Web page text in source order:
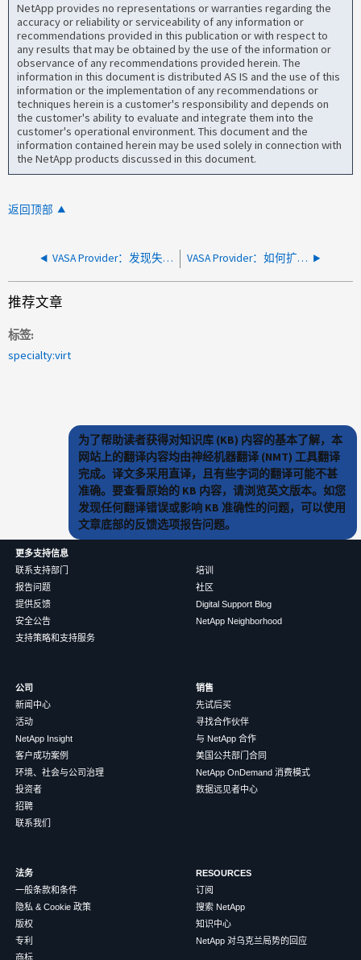
NetApp provides no representations or warranties regarding the
accuracy or reliability or serviceability of any information or
recommendations provided in this publication or with respect to
any results that may be obtained by the use of the information or
observance of any recommendations provided herein. The
information in this document is distributed AS IS and the use of this
information or the implementation of any recommendations or
techniques herein is a customer's responsibility and depends on
the customer's ability to evaluate and integrate them into the
customer's operational environment. This document and the
information contained herein may be used solely in connection with
the NetApp products discussed in this document.
返回顶部
VASA Provider：发现失败vCenter近期任务中的VASA Provider警报 VASA Provider：如何扩展或缩减VVOV数据存储库
推荐文章
标签
specialty:virt
为了帮助读者获得对知识库 (KB) 内容的基本了解，本
网站上的翻译内容均由神经机器翻译 (NMT) 工具翻译
完成。译文多采用直译，且有些字词的翻译可能不甚
准确。要查看原始的 KB 内容，请浏览英文版本。如您
发现任何翻译错误或影响 KB 准确性的问题，可以使用
文章底部的反馈选项报告问题。
更多支持信息
联系支持部门
报告问题
提供反馈
安全公告
支持策略和支持服务
培训
社区
Digital Support Blog
NetApp Neighborhood
公司
新闻中心
活动
NetApp Insight
客户成功案例
环境、社会与公司治理
投资者
招聘
联系我们
销售
先试后买
寻找合作伙伴
与 NetApp 合作
美国公共部门合同
NetApp OnDemand 消费模式
数据远见者中心
法务
一般条款和条件
隐私 & Cookie 政策
版权
专利
商标
RESOURCES
订阅
搜索 NetApp
知识中心
NetApp 对乌克兰局势的回应